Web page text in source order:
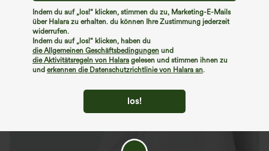
Indem du auf „los!“ klicken, stimmen du zu, Marketing-E-Mails
über Halara zu erhalten. du können Ihre Zustimmung jederzeit
widerrufen.
Indem du auf „los!“ klicken, haben du
die Allgemeinen Geschäftsbedingungen und
die Aktivitätsregeln von Halara gelesen und stimmen ihnen zu
und erkennen die Datenschutzrichtlinie von Halara an.
los!